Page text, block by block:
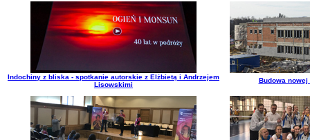
Indochiny z bliska - spotkanie autorskie z Elżbietą i Andrzejem
Lisowskimi
Budowa nowej